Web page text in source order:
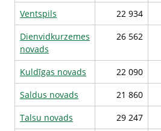
Ventspils
22 934
Dienvidkurzemes
novads
26 562
Kuldīgas novads 22 090
Saldus novads
21 860
Talsu novads
29 247